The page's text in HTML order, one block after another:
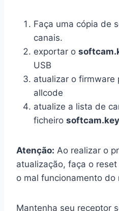
Faça uma cópia de
canais.
exportar o
USB
atualizar o firmware
allcode
atualize a lista de
ficheiro softcam.key
Atenção: Ao realizar o
atualização, faça o
o mal funcionamento do
Mantenha seu receptor